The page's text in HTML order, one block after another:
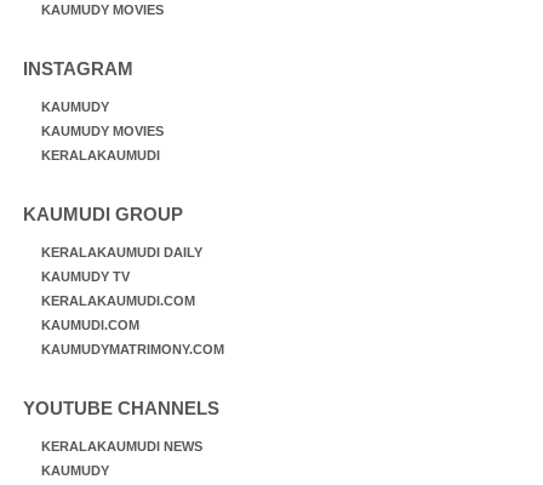
KAUMUDY MOVIES
INSTAGRAM
KAUMUDY
KAUMUDY MOVIES
KERALAKAUMUDI
KAUMUDI GROUP
KERALAKAUMUDI DAILY
KAUMUDY TV
KERALAKAUMUDI.COM
KAUMUDI.COM
KAUMUDYMATRIMONY.COM
YOUTUBE CHANNELS
KERALAKAUMUDI NEWS
KAUMUDY